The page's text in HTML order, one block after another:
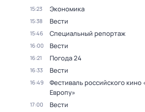
15:23 Экономика
15:38 Вести
15:46 Специальный репортаж
16:00 Вести
16:21 Погода 24
16:33 Вести
16:49
Фестиваль российского кино
Европу»
17:00 Вести